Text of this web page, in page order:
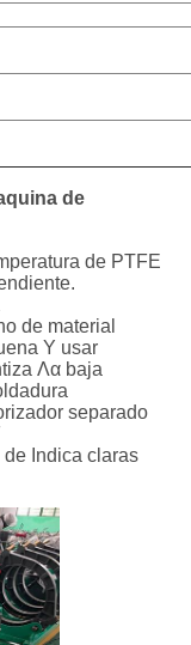
de
de PTFE
de material
Υ usar
Λα baja
separado
de Indica claras